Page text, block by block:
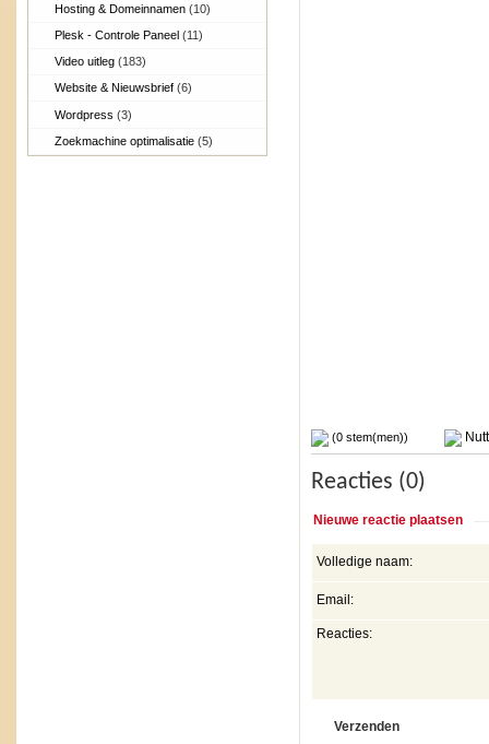
Hosting & Domeinnamen(10)
Plesk - Controle Paneel(11)
Video uitleg(183)
Website & Nieuwsbrief(6)
Wordpress(3)
Zoekmachine optimalisatie(5)
(0 stem(men))
Reacties (0)
Nieuwe reactie plaatsen
Volledige naam:
Email:
Reacties: